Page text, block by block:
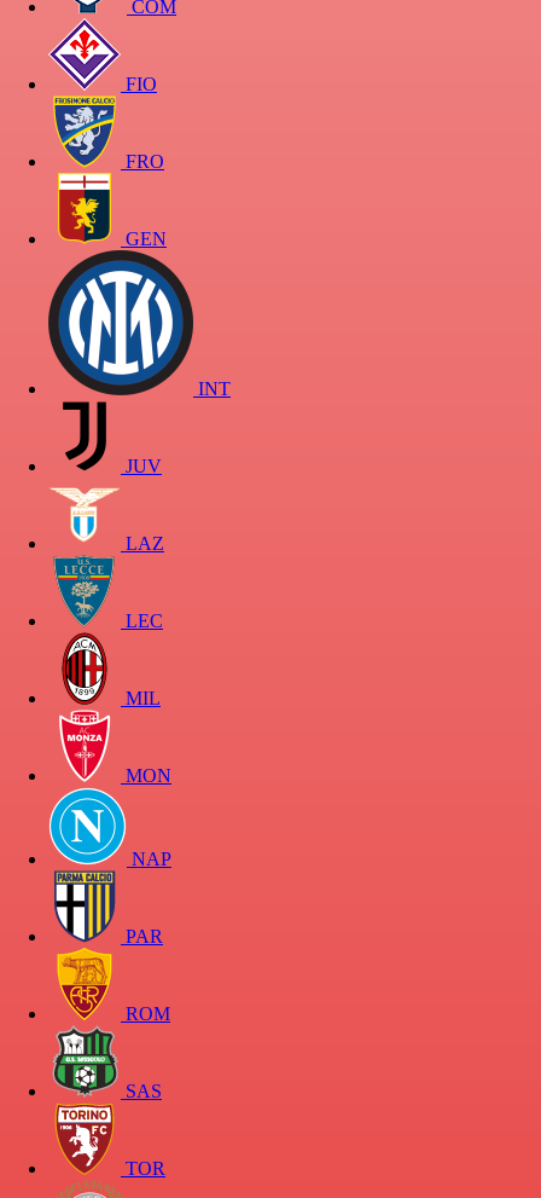
COM
FIO
FRO
GEN
INT
JUV
LAZ
LEC
MIL
MON
NAP
PAR
ROM
SAS
TOR